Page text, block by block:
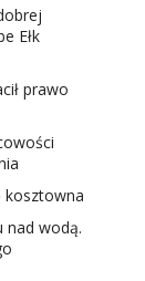
Ełk
prawo
kosztowna
nad wodą.